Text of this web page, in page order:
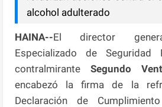
alcohol adulterado
HAINA--El director
Especializado de Seguridad
contralmirante Segundo
encabezó la firma de la
Declaración de